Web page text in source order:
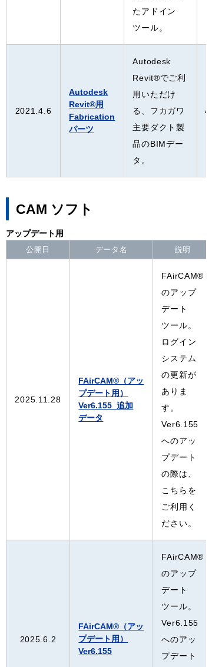
たアドイン
ツール。
2021.4.6
Autodesk
Revit®用
Fabrication
パーツ
Autodesk
Revit®でご利
用いただけ
る、フカガワ
主要ダクト製
品のBIMデー
タ。
CAM ソフト
アップデート用
公開日 データ名 説明
2025.11.28
FAirCAM®（アッ
プデート用）
Ver6.155_追加
データ
FAirCAM®
のアップ
デート
ツール。
ログイン
システム
の更新が
ありま
す。
Ver6.155
へのアッ
プデート
の際は、
こちらを
ご利用く
ださい。
2025.6.2
FAirCAM®（アッ
プデート用）
Ver6.155
FAirCAM®
のアップ
デート
ツール。
Ver6.155
へのアッ
プデート